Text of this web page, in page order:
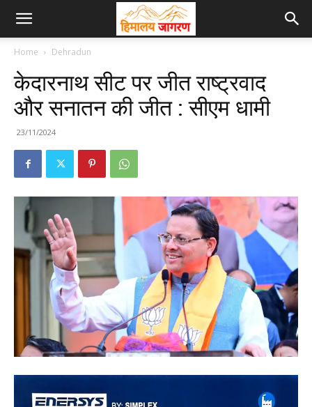
Home Dehradun
केदारनाथ सीट पर जीत राष्ट्रवाद
और सनातन की जीत : सीएम धामी
23/11/2024